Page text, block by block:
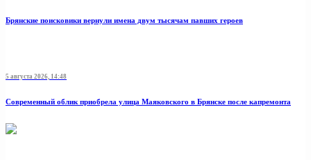
Брянские поисковики вернули имена двум тысячам павших героев
5 августа 2026, 14:48
Современный облик приобрела улица Маяковского в Брянске после капремонта